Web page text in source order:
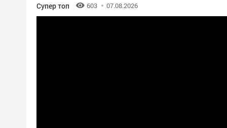
Супер топ 603 07.08.2026